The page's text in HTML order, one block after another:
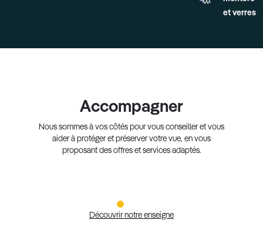
et verres
Accompagner
Nous sommes à vos côtés pour vous conseiller et vous
aider à protéger et préserver votre vue, en vous
proposant des offres et services adaptés.
Découvrir notre enseigne